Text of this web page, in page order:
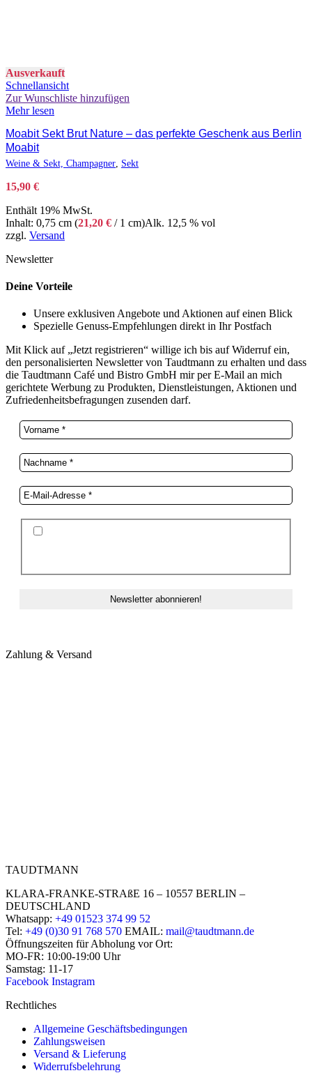
Ausverkauft
Schnellansicht
Zur Wunschliste hinzufügen
Mehr lesen
Moabit Sekt Brut Nature – das perfekte Geschenk aus Berlin
Moabit
Weine & Sekt, Champagner Sekt
15,90 €
Enthält 19% MwSt.
Inhalt: 0,75 cm (21,20 € / 1 cm)Alk. 12,5 % vol
zzgl. Versand
Newsletter
Deine Vorteile
Unsere exklusiven Angebote und Aktionen auf einen Blick
Spezielle Genuss-Empfehlungen direkt in Ihr Postfach
Mit Klick auf „Jetzt registrieren“ willige ich bis auf Widerruf ein,
den personalisierten Newsletter von Taudtmann zu erhalten und dass
die Taudtmann Café und Bistro GmbH mir per E-Mail an mich
gerichtete Werbung zu Produkten, Dienstleistungen, Aktionen und
Zufriedenheitsbefragungen zusenden darf.
Zahlung & Versand
TAUDTMANN
KLARA-FRANKE-STRAßE 16 – 10557 BERLIN –
DEUTSCHLAND
Whatsapp: +49 01523 374 99 52
Tel: +49 (0)30 91 768 570 EMAIL: mail@taudtmann.de
Öffnungszeiten für Abholung vor Ort:
MO-FR: 10:00-19:00 Uhr
Samstag: 11-17
Facebook Instagram
Rechtliches
Allgemeine Geschäftsbedingungen
Zahlungsweisen
Versand & Lieferung
Widerrufsbelehrung